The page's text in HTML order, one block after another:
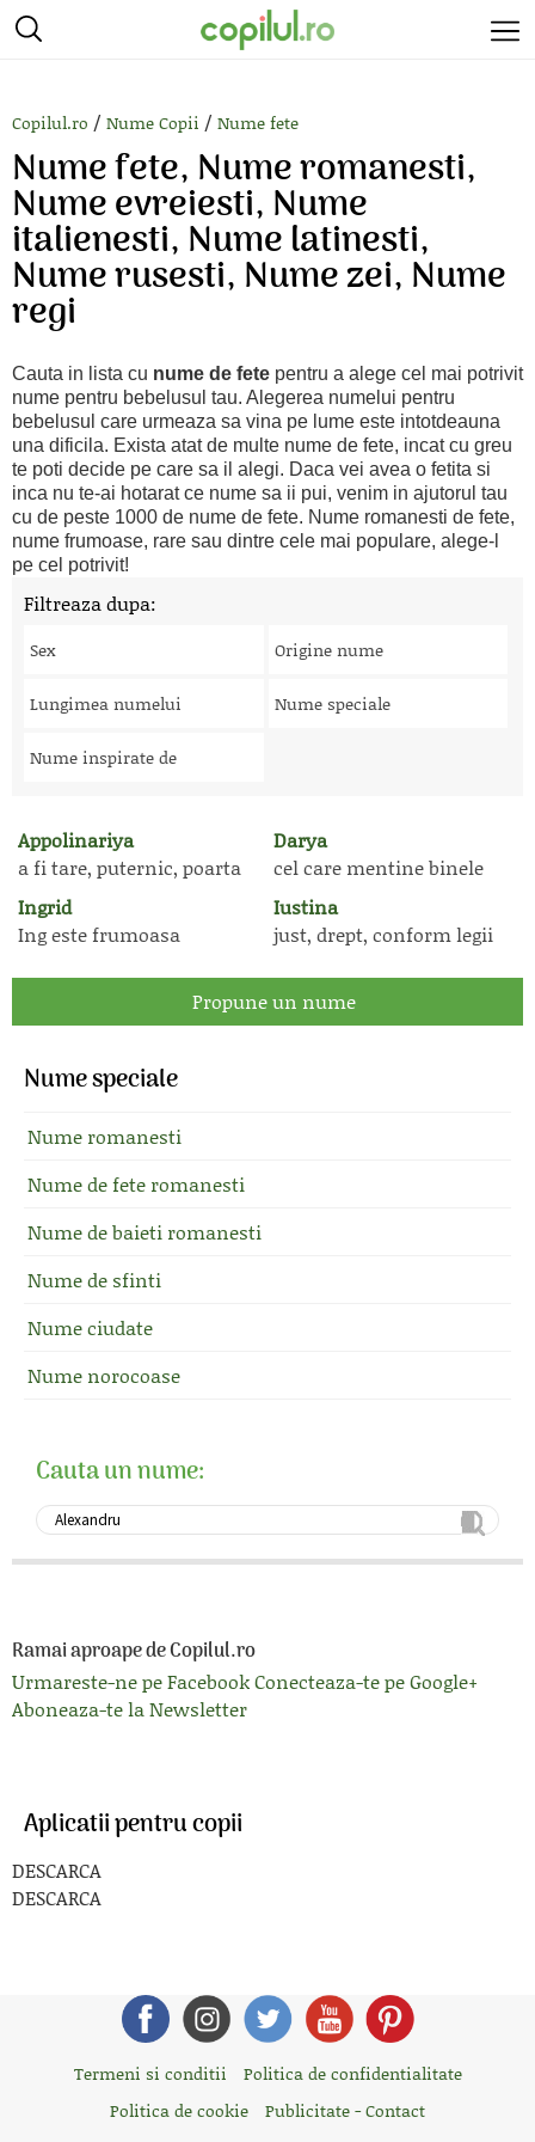
Copilul.ro / Nume Copii / Nume fete
Nume fete, Nume romanesti,
Nume evreiesti, Nume
italienesti, Nume latinesti,
Nume rusesti, Nume zei, Nume
regi
Cauta in lista cu nume de fete pentru a alege cel mai potrivit
nume pentru bebelusul tau. Alegerea numelui pentru
bebelusul care urmeaza sa vina pe lume este intotdeauna
una dificila. Exista atat de multe nume de fete, incat cu greu
te poti decide pe care sa il alegi. Daca vei avea o fetita si
inca nu te-ai hotarat ce nume sa ii pui, venim in ajutorul tau
cu de peste 1000 de nume de fete. Nume romanesti de fete,
nume frumoase, rare sau dintre cele mai populare, alege-l
pe cel potrivit!
Filtreaza dupa:
Sex Origine nume
Lungimea numelui Nume speciale
Nume inspirate de
Appolinariya
a fi tare, puternic, poarta
Darya
cel care mentine binele
Ingrid
Ing este frumoasa
Iustina
just, drept, conform legii
Propune un nume
Nume speciale
Nume romanesti
Nume de fete romanesti
Nume de baieti romanesti
Nume de sfinti
Nume ciudate
Nume norocoase
Cauta un nume:
Ramai aproape de Copilul.ro
Urmareste-ne pe FacebookConecteaza-te pe Google+
Aboneaza-te la Newsletter
Aplicatii pentru copii
DESCARCA
DESCARCA
Termeni si conditii
Politica de confidentialitate
Politica de cookie
Publicitate - Contact